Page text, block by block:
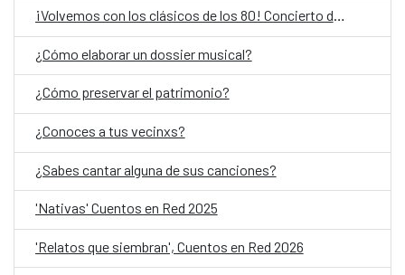
¡Volvemos con los clásicos de los 80! Concierto de Okurkur Obiang Mbá y Gabri B
¿Cómo elaborar un dossier musical?
¿Cómo preservar el patrimonio?
¿Conoces a tus vecinxs?
¿Sabes cantar alguna de sus canciones?
'Nativas' Cuentos en Red 2025
'Relatos que siembran', Cuentos en Red 2026